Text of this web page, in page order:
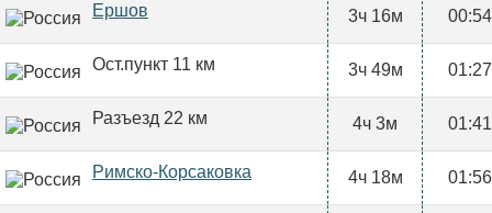
Ершов 3ч 16м 00:54
Ост.пункт 11 км 3ч 49м 01:27
Разъезд 22 км 4ч 3м 01:41
Римско-Корсаковка 4ч 18м 01:56